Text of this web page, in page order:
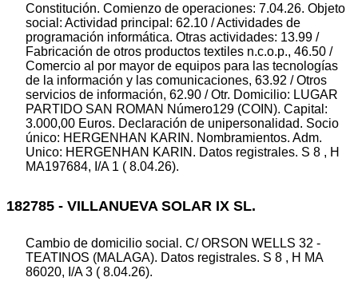
Constitución. Comienzo de operaciones: 7.04.26. Objeto
social: Actividad principal: 62.10 / Actividades de
programación informática. Otras actividades: 13.99 /
Fabricación de otros productos textiles n.c.o.p., 46.50 /
Comercio al por mayor de equipos para las tecnologías
de la información y las comunicaciones, 63.92 / Otros
servicios de información, 62.90 / Otr. Domicilio: LUGAR
PARTIDO SAN ROMAN Número129 (COIN). Capital:
3.000,00 Euros. Declaración de unipersonalidad. Socio
único: HERGENHAN KARIN. Nombramientos. Adm.
Unico: HERGENHAN KARIN. Datos registrales. S 8 , H
MA197684, I/A 1 ( 8.04.26).
182785 - VILLANUEVA SOLAR IX SL.
Cambio de domicilio social. C/ ORSON WELLS 32 -
TEATINOS (MALAGA). Datos registrales. S 8 , H MA
86020, I/A 3 ( 8.04.26).